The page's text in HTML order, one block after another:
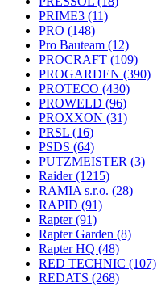
PRIME3 (11)
PRO (148)
Pro Bauteam (12)
PROCRAFT (109)
PROGARDEN (390)
PROTECO (430)
PROWELD (96)
PROXXON (31)
PRSL (16)
PSDS (64)
PUTZMEISTER (3)
Raider(1215)
RAMIA s.r.o. (28)
RAPID (91)
Rapter(91)
Rapter Garden (8)
Rapter HQ (48)
RED TECHNIC (107)
REDATS (268)